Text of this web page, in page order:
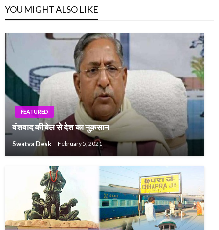
YOU MIGHT ALSO LIKE
FEATURED
वंशवाद की बेल से देश का नुक़सान
Swatva Desk February 5, 2021